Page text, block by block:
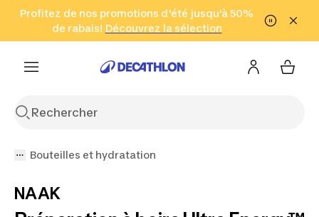
Aller à la recherche Aller au contenu Aller au pied de
Profitez de nos promotions d'été jusqu'à 50%
de rabais! Découvrez la sélection
Cliquez ici
en seulement 2 h!
(Zones sélectionnées)
Bouteilles et hydratation
NAAK